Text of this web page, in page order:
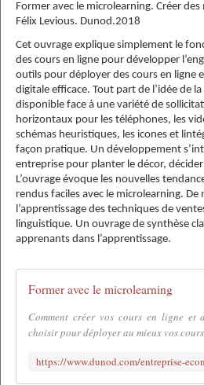
Former avec le microlearning. Créer
Félix Levious. Dunod.2018
Cet ouvrage explique simplement le
des cours en ligne pour développer
outils pour déployer des cours en ligne
digitale efficace. Tout part de l’idée de
disponible face à une variété de
horizontaux pour les téléphones, les
schémas heuristiques, les icones et
façon pratique. Un développement
entreprise pour planter le décor,
L’ouvrage évoque les nouvelles
rendus faciles avec le microlearning.
l’apprentissage des techniques de
linguistique. Un ouvrage de synthèse
apprenants dans l’apprentissage.
Former avec le microlearning
Comment créer vos cours en ligne et
choisir pour déployer au mieux vos